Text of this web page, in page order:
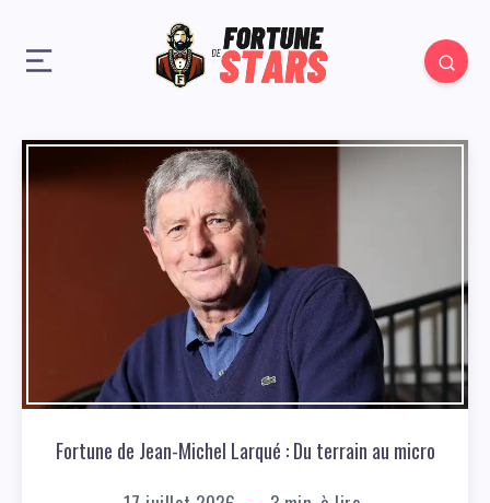
Fortune de Jean-Michel Larqué : Du terrain au micro